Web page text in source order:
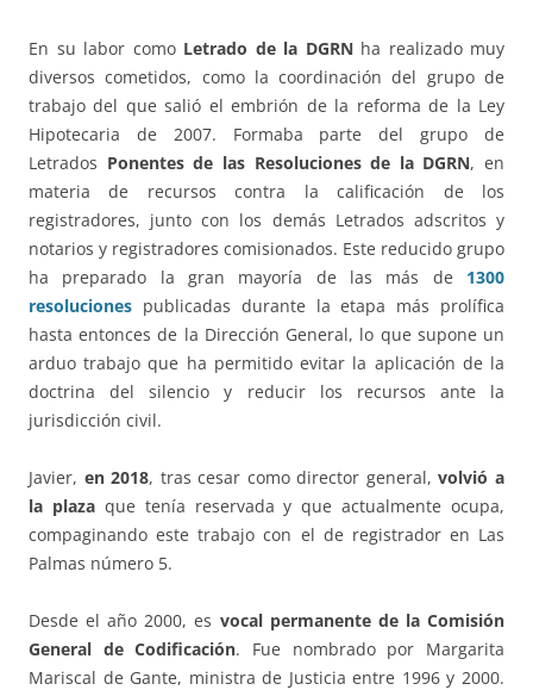
En su labor como Letrado de la DGRNha realizado muy
diversos cometidos, como la coordinación del grupo de
trabajo del que salió el embrión de la reforma de la Ley
Hipotecaria de 2007. Formaba parte del grupo de
Letrados Ponentes de las Resoluciones de la DGRN, en
materia de recursos contra la calificación de los
registradores, junto con los demás Letrados adscritos y
notarios y registradores comisionados. Este reducido grupo
ha preparado la gran mayoría de las más de 1300
resoluciones publicadas durante la etapa más prolífica
hasta entonces de la Dirección General, lo que supone un
arduo trabajo que ha permitido evitar la aplicación de la
doctrina del silencio y reducir los recursos ante la
jurisdicción civil.
Javier, en 2018, tras cesar como director general,volvió a
la plazaque tenía reservada y que actualmente ocupa,
compaginando este trabajo con el de registrador en Las
Palmas número 5.
Desde el año 2000, es vocal permanente de la Comisión
General de Codificación. Fue nombrado por Margarita
Mariscal de Gante, ministra de Justicia entre 1996 y 2000.